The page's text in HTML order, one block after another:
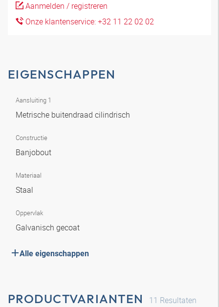
Aanmelden / registreren
Onze klantenservice: +32 11 22 02 02
EIGENSCHAPPEN
Aansluiting 1
Metrische buitendraad cilindrisch
Constructie
Banjobout
Materiaal
Staal
Oppervlak
Galvanisch gecoat
Alle eigenschappen
PRODUCTVARIANTEN 11 Resultaten